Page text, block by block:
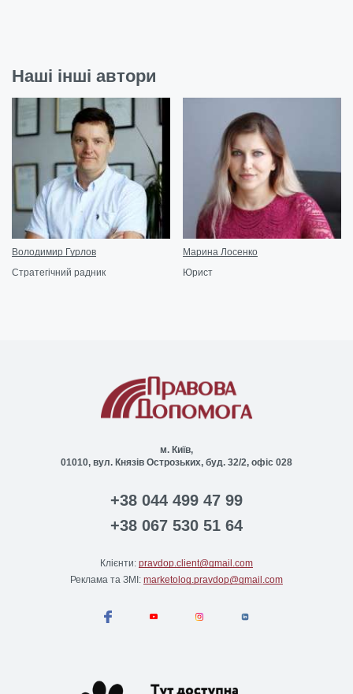
Наші інші автори
Володимир Гурлов
Стратегічний радник
Марина Лосенко
Юрист
м. Київ,
01010, вул. Князів Острозьких, буд. 32/2, офіс 028
+38 044 499 47 99
+38 067 530 51 64
Клієнти: pravdop.client@gmail.com
Реклама та ЗМІ: marketolog.pravdop@gmail.com